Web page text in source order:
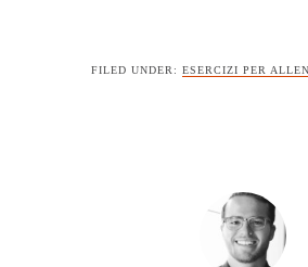
FILED UNDER: ESERCIZI PER